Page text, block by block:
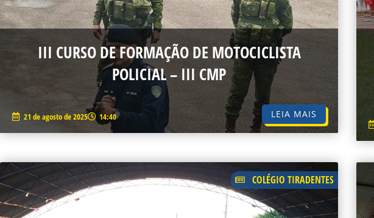
III CURSO DE FORMAÇÃO DE MOTOCICLISTA
POLICIAL – III CMP
21 de agosto de 2025 14:40 LEIA MAIS
COLÉGIO TIRADENTES